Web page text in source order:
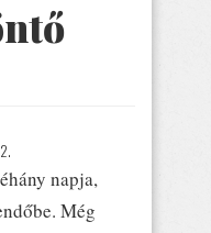
napja,
Még